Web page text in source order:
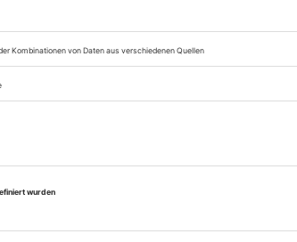
Digital-Abo testen